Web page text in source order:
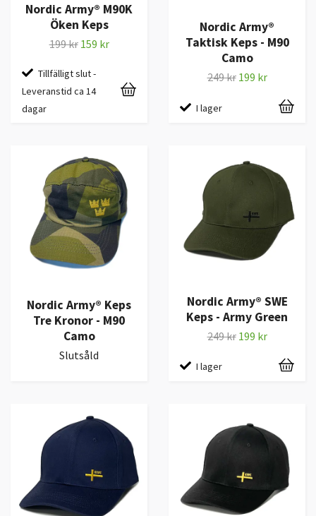
Nordic Army® M90K
Öken Keps
199 kr 159 kr
Tillfälligt slut -
Leveranstid ca 14
dagar
Nordic Army®
Taktisk Keps - M90
Camo
249 kr 199 kr
I lager
Nordic Army® Keps
Tre Kronor - M90
Camo
Slutsåld
Nordic Army® SWE
Keps - Army Green
249 kr 199 kr
I lager